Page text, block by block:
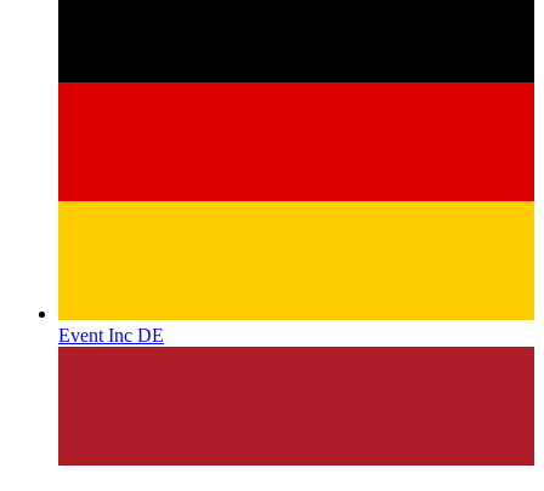
Event Inc DE